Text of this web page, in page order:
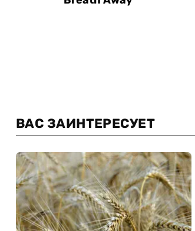
ВАС ЗАИНТЕРЕСУЕТ